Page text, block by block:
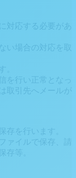
対応する必要があ
場合の対応を取
。
行い正常となっ
取引先へメールが
を行います。
ァイルで保存、請
存等。